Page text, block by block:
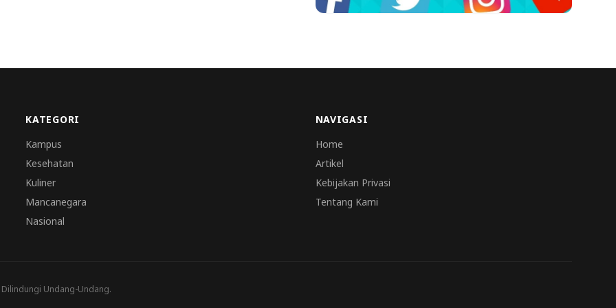
KATEGORI
Kampus
Kesehatan
Kuliner
Mancanegara
Nasional
NAVIGASI
Home
Artikel
Kebijakan Privasi
Tentang Kami
Undang-Undang.